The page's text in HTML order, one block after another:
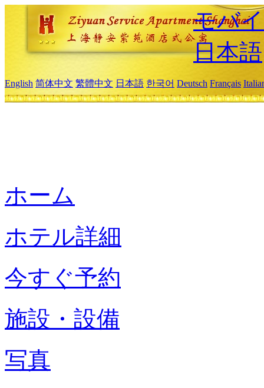
モバ
日本語
English 简体中文 繁體中文 日本語 한국어 Deutsch Français
ホーム
ホテル詳細
今すぐ予約
施設・設備
写真